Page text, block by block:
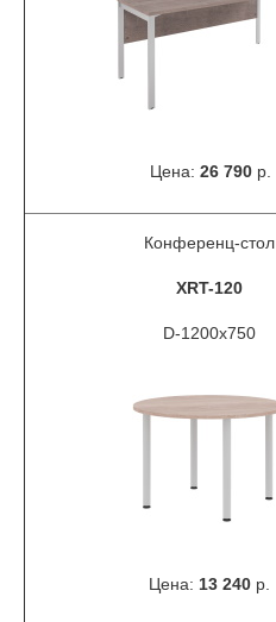
Цена: 26 790 р.
Конференц-стол
XRT-120
D-1200x750
Цена: 13 240 р.